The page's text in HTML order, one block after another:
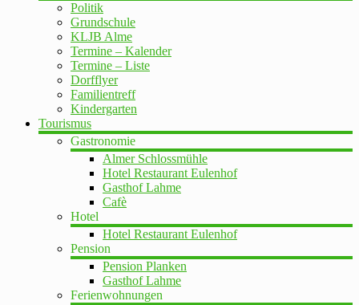
Politik
Grundschule
KLJB Alme
Termine – Kalender
Termine – Liste
Dorfflyer
Familientreff
Kindergarten
Tourismus
Gastronomie
Almer Schlossmühle
Hotel Restaurant Eulenhof
Gasthof Lahme
Cafè
Hotel
Hotel Restaurant Eulenhof
Pension
Pension Planken
Gasthof Lahme
Ferienwohnungen